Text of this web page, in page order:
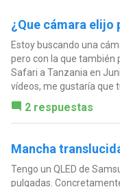
¿Que cámara elijo
Estoy buscando una
pero con la que también
Safari a Tanzania en
vídeos, me gustaría que
2 respuestas
Mancha
Tengo un QLED de
pulgadas.